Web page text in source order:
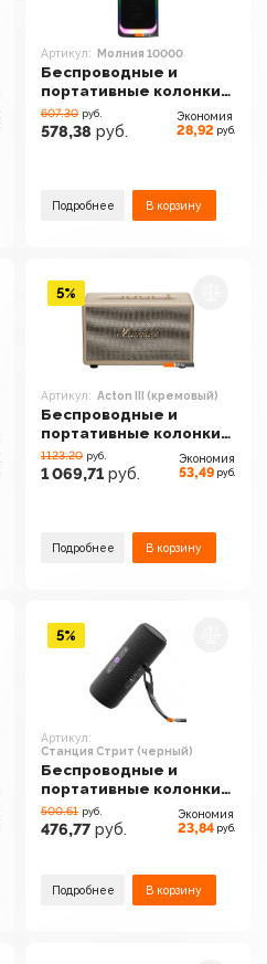
Артикул: Молния 10000
Беспроводные и
портативные колонки
Урал Молния 10000
607.30 руб.
578,38 руб.
Экономия
28,92 руб.
Подробнее В корзину
Артикул: Acton III (кремовый)
Беспроводные и
портативные колонки
Marshall Acton III
(кремовый)
1123.20 руб.
1 069,71 руб.
Экономия
53,49 руб.
Подробнее В корзину
5%
Артикул:
Станция Стрит (черный)
Беспроводные и
портативные колонки
Яндекс Станция Стрит
(черный)
500.61 руб.
476,77 руб.
Экономия
23,84 руб.
Подробнее В корзину
5%